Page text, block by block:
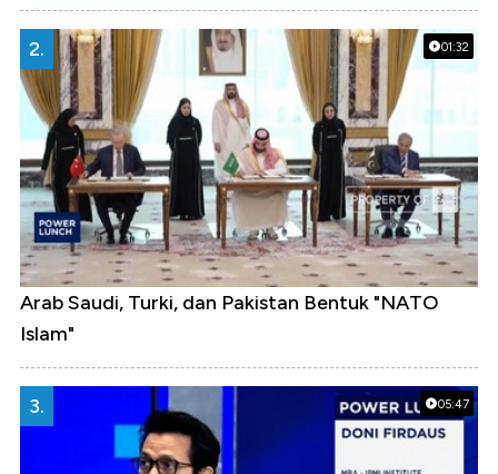
01:32
2.
Arab Saudi, Turki, dan Pakistan Bentuk "NATO
Islam"
05:47
3.